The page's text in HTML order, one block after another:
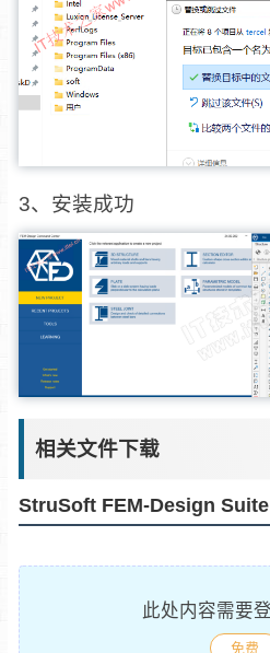
3、安装成功
相关文件下载
StruSoft FEM-Design
此处内容需要
免费